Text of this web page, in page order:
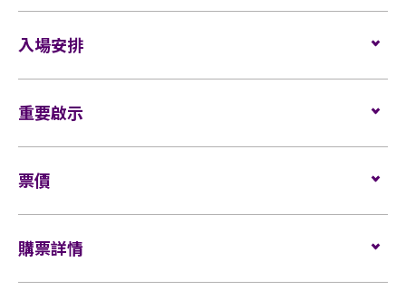
入場安排
場館鼓勵觀眾盡量避免攜帶手提袋/背包入場。沒有手
適用）。
所有企位觀眾須佩戴保安檢測手帶，以助場館監察人
流及應對緊急情況（如適用）。
重要啟示
眾進入場館前，須接受手提袋/背包檢查。38 X 30 X 20
內。不准攜帶長傘進入演唱會。如有上述限制物品，
票價
購票詳情